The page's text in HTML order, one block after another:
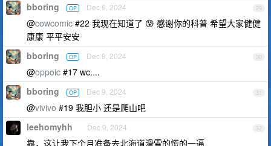
29
bboring OP Dec 9, 2024
@cowcomic #22 我现在知道了 😰 感谢你的科普 希望大家健健
康康 平平安安
30
bboring OP Dec 9, 2024
@oppoic #17 wc....
31
bboring OP Dec 9, 2024
@vivivo #19 我胆小 还是爬山吧
32
leehomyhh Dec 9, 2024
靠，这让我下个月准备去北海道滑雪的慌的一逼